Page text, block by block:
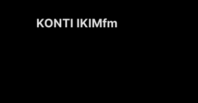
KONTI IKIMfm